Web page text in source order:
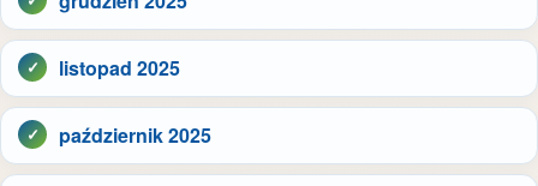
listopad 2025
październik 2025